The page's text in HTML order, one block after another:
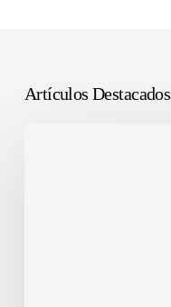
Artículos Destacados